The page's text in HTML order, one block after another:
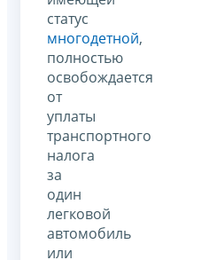
статус
многодетной,
полностью
освобождается
от
уплаты
транспортного
налога
за
один
легковой
автомобиль
или